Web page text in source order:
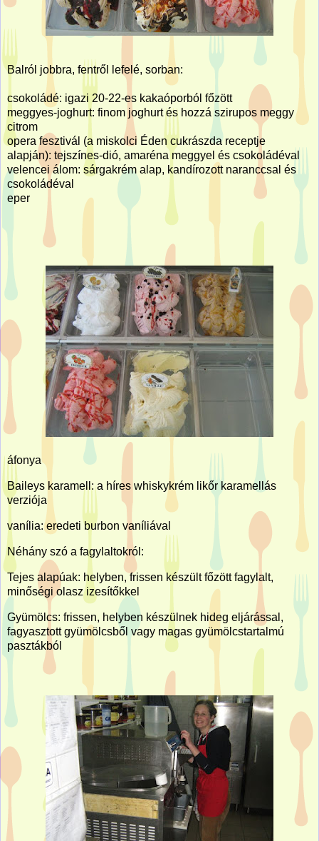
Balról jobbra, fentről lefelé, sorban:
csokoládé: igazi 20-22-es kakaóporból főzött
meggyes-joghurt: finom joghurt és hozzá szirupos meggy
citrom
opera fesztivál (a miskolci Éden cukrászda receptje
alapján): tejszínes-dió, amaréna meggyel és csokoládéval
velencei álom: sárgakrém alap, kandírozott naranccsal és
csokoládéval
eper
áfonya
Baileys karamell: a híres whiskykrém likőr karamellás
verziója
vanília: eredeti burbon vaníliával
Néhány szó a fagylaltokról:
Tejes alapúak: helyben, frissen készült főzött fagylalt,
minőségi olasz izesítőkkel
Gyümölcs: frissen, helyben készülnek hideg eljárással,
fagyasztott gyümölcsből vagy magas gyümölcstartalmú
pasztákból